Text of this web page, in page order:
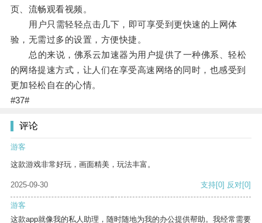
页、流畅观看视频。
用户只需轻轻点击几下，即可享受到更快速的上网体
验，无需过多的设置，方便快捷。
总的来说，佛系云加速器为用户提供了一种佛系、轻松
的网络提速方式，让人们在享受高速网络的同时，也感受到
更加轻松自在的心情。
#37#
评论
游客
这款游戏非常好玩，画面精美，玩法丰富。
2025-09-30 支持[0] 反对[0]
游客
这款app就像我的私人助理，随时随地为我的办公提供帮助。我经常需要